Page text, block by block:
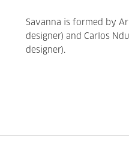
Savanna is formed by
designer) and Carlos
designer).